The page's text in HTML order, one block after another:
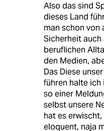
Also das sind
dieses Land
man schon von
Sicherheit auch
beruflichen
den Medien,
Das Diese
führen halte ich
so einer
selbst unsere
hat es
eloquent, naja